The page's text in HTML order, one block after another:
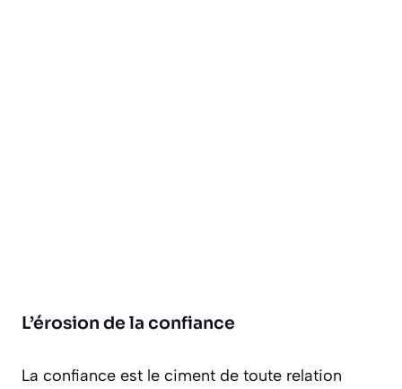
L’érosion de la confiance
La confiance est le ciment de toute relation